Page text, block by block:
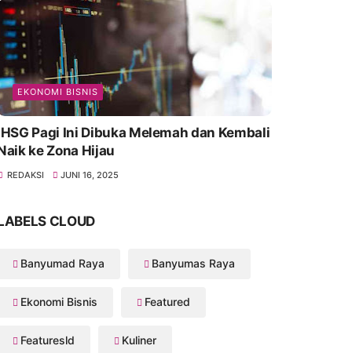
EKONOMI BISNIS
Pagi Ini Dibuka Melemah dan Kembali
ke Zona Hijau
REDAKSI JUNI 16, 2025
CLOUD
Banyumad Raya Banyumas Raya
Ekonomi Bisnis Featured
Featuresld Kuliner